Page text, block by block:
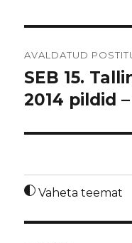
AVALDATUD
SEB 15.
2014 pildid
Vaheta teemat